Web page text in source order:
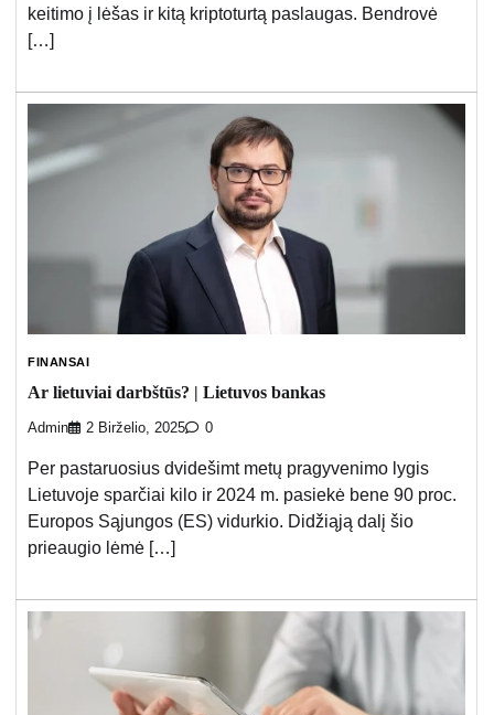
keitimo į lėšas ir kitą kriptoturtą paslaugas. Bendrovė
[…]
FINANSAI
Ar lietuviai darbštūs? | Lietuvos bankas
Admin 2 Birželio, 2025 0
Per pastaruosius dvidešimt metų pragyvenimo lygis
Lietuvoje sparčiai kilo ir 2024 m. pasiekė bene 90 proc.
Europos Sąjungos (ES) vidurkio. Didžiąją dalį šio
prieaugio lėmė […]